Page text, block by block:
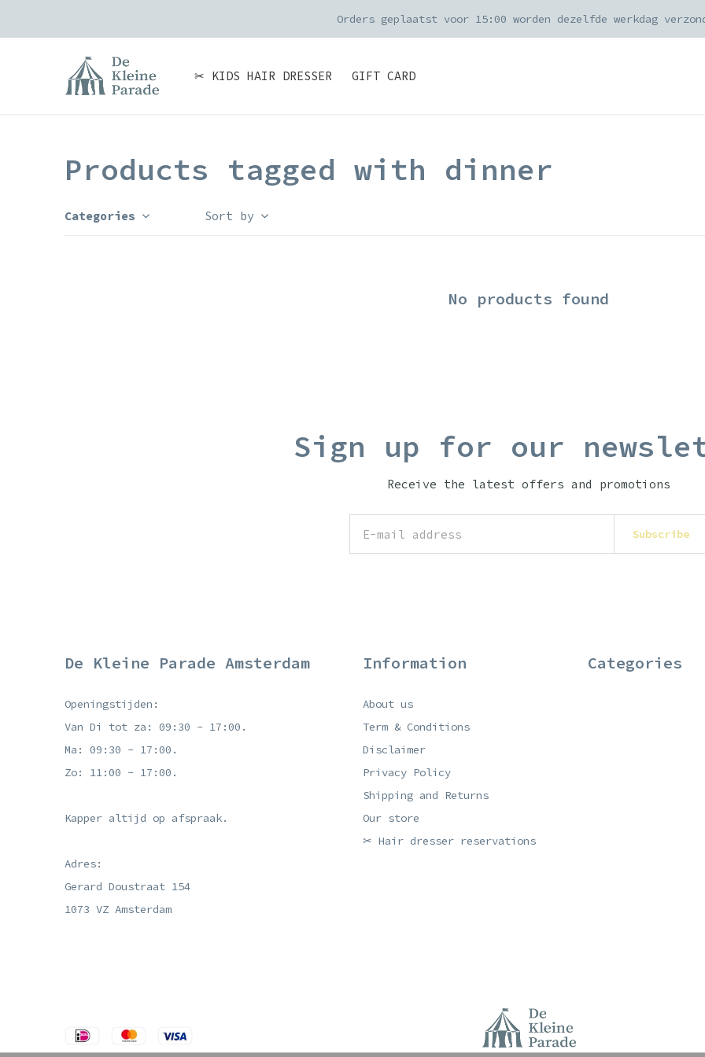
✂ KIDS HAIR DRESSER GIFT CARD
Orders geplaatst voor 15:00 worden dezelfde werkdag
Products tagged with dinner
Categories Sort by
No products found
Sign up for our
Receive the latest offers and promotions
Subscribe
De Kleine Parade Amsterdam
Openingstijden:
Van Di tot za: 09:30 - 17:00.
Ma: 09:30 - 17:00.
Zo: 11:00 - 17:00.
Kapper altijd op afspraak.
Adres:
Gerard Doustraat 154
1073 VZ Amsterdam
Information
About us
Term & Conditions
Disclaimer
Privacy Policy
Shipping and Returns
Our store
✂ Hair dresser reservations
Categories